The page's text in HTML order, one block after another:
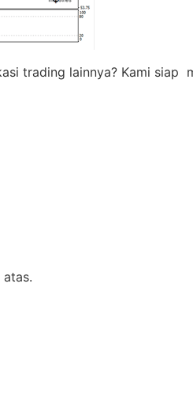
trading lainnya? Kami siap